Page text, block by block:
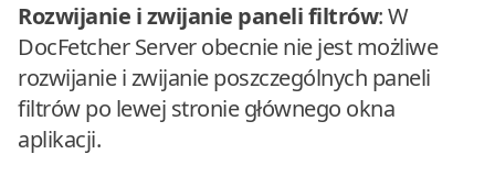
Rozwijanie i zwijanie paneli filtrów: W
DocFetcher Server obecnie nie jest możliwe
rozwijanie i zwijanie poszczególnych paneli
filtrów po lewej stronie głównego okna
aplikacji.